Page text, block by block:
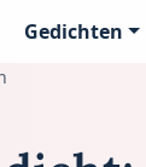
Gedichten